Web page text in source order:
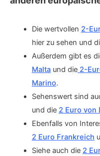
Die wertvollen 2-
hier zu sehen und
Außerdem gibt es
Maltaund die2-
Marino.
Sehenswert sind
und die 2 Euro von
Ebenfalls von
2 Euro Frankreich
Siehe auch die 2